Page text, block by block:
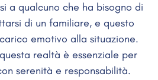
a qualcuno che ha bisogno di
di un familiare, e questo
emotivo alla situazione.
realtà è essenziale per
serenità e responsabilità.